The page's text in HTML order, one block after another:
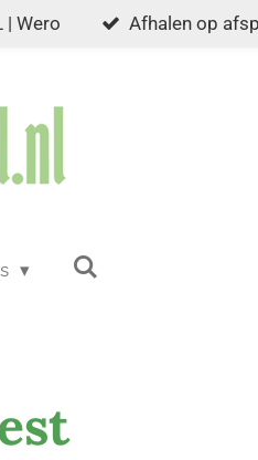
| Wero Afhalen op